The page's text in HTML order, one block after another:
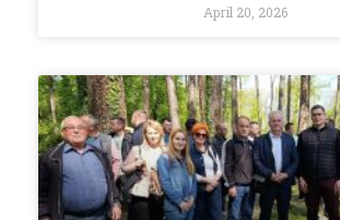
April 20, 2026